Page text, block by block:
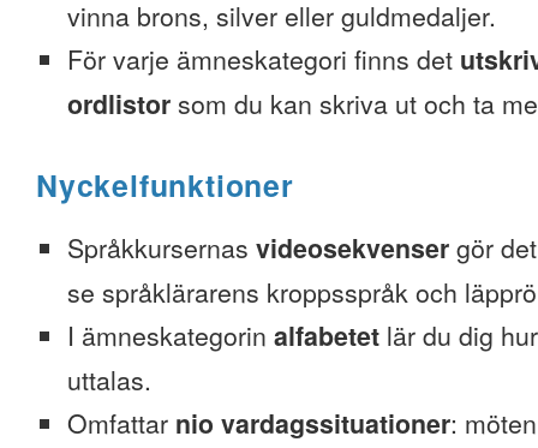
vinna brons, silver eller guldmedaljer.
För varje ämneskategori finns det
ordlistor som du kan skriva ut och ta
Nyckelfunktioner
Språkkursernas videosekvenser gör
se språklärarens kroppsspråk och
I ämneskategorin alfabetet lär du dig
uttalas.
Omfattar nio vardagssituationer: